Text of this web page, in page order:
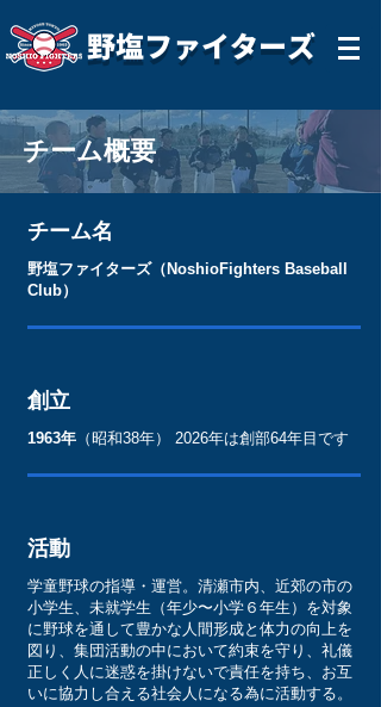
野塩ファイターズ
チーム概要
チーム名
野塩ファイターズ（NoshioFighters Baseball
Club）
創立
​1963年（昭和38年） ​2026年は創部64年目です
​活動
学童野球の指導・運営。清瀬市内、近郊の市の
小学生、未就学生（年少〜小学６年生）を対象
に野球を通して豊かな人間形成と体力の向上を
図り、集団活動の中において約束を守り、礼儀
正しく人に迷惑を掛けないで責任を持ち、お互
いに協力し合える社会人になる為に活動する。